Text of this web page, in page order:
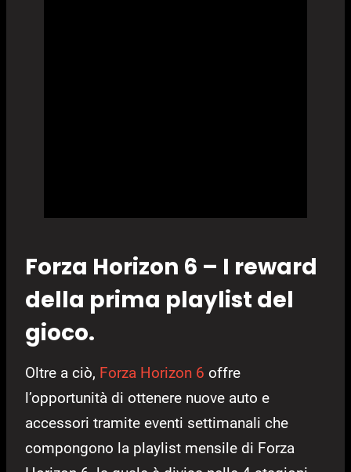
Forza Horizon 6 – I reward
della prima playlist del
gioco.
Oltre a ciò, Forza Horizon 6 offre
l’opportunità di ottenere nuove auto e
accessori tramite eventi settimanali che
compongono la playlist mensile di Forza